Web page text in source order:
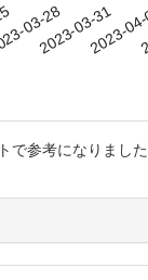
03-28
2023-03-31
2023-
参考になりまし